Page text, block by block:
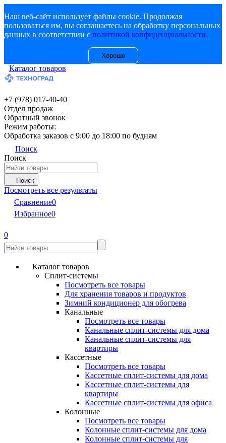
Наш веб-сайт использует файлы cookie. Продолжая
пользоваться им, вы соглашаетесь на обработку персональных
данных в соответствии с политикой конфиденциальности.
Хорошо
Каталог товаров
+7 (978) 017-40-40
Отдел продаж
Обратный звонок
Режим работы:
Обработка заказов с 9:00 до 18:00 по будням
Поиск
Поиск
Поиск
Посмотреть все результаты
Сравнение0
Избранное0
0
Каталог товаров
Сплит-системы
Посмотреть все товары
Для хранения товаров и продуктов
Зимний кондиционер для обогрева
Канальные
Посмотреть все товары
Канальные сплит-системы для дома
Канальные сплит-системы для
квартиры
Кассетные
Посмотреть все товары
Кассетные сплит-системы для дома
Кассетные сплит-системы для
квартиры
Кассетные сплит-системы для офиса
Колонные
Посмотреть все товары
Колонные сплит-системы для дома
Колонные сплит-системы для